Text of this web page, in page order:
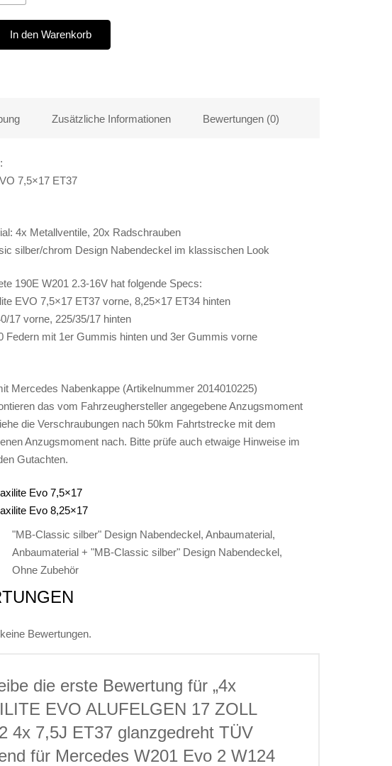
In den Warenkorb
Zusätzliche Informationen Bewertungen (0)
7,5×17 ET37
4x Metallventile, 20x Radschrauben
silber/chrom Design Nabendeckel im klassischen Look
190E W201 2.3-16V hat folgende Specs:
EVO 7,5×17 ET37 vorne, 8,25×17 ET34 hinten
17 vorne, 225/35/17 hinten
Federn mit 1er Gummis hinten und 3er Gummis vorne
Mercedes Nabenkappe (Artikelnummer 2014010225)
das vom Fahrzeughersteller angegebene Anzugsmoment
die Verschraubungen nach 50km Fahrtstrecke mit dem
Anzugsmoment nach. Bitte prüfe auch etwaige Hinweise im
Gutachten.
Evo 7,5×17
Evo 8,25×17
"MB-Classic silber" Design Nabendeckel, Anbaumaterial,
Anbaumaterial + "MB-Classic silber" Design Nabendeckel,
Ohne Zubehör
Bewertungen.
die erste Bewertung für „4x
EVO ALUFELGEN 17 ZOLL
4x 7,5J ET37 glanzgedreht TÜV
für Mercedes W201 Evo 2 W124